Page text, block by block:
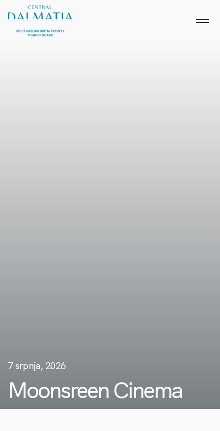
7 srpnja, 2026
Moonsreen Cinema